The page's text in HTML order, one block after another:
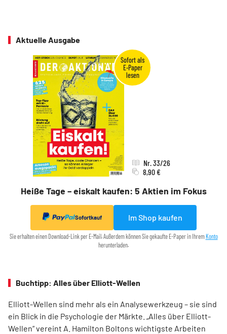
Aktuelle Ausgabe
Heiße Tage – eiskalt kaufen: 5 Aktien im Fokus
Nr. 33/26
8,90 €
Sofortkauf Im Shop kaufen
Sie erhalten einen Download-Link per E-Mail. Außerdem können Sie gekaufte E-Paper in Ihrem Konto
herunterladen.
Buchtipp: Alles über Elliott-Wellen
Elliott-Wellen sind mehr als ein Analysewerkzeug – sie sind
ein Blick in die Psychologie der Märkte. „Alles über Elliott-
Wellen“ vereint A. Hamilton Boltons wichtigste Arbeiten